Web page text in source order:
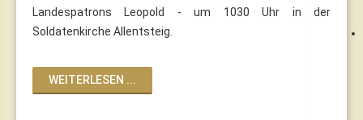
Landespatrons Leopold - um 1030 Uhr in der
Soldatenkirche Allentsteig.
WEITERLESEN ...